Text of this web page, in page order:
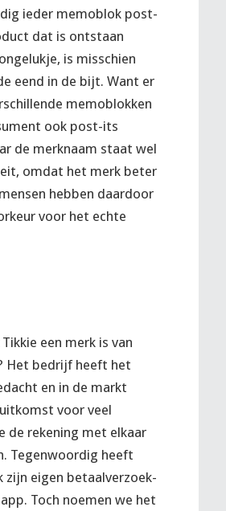
ieder memoblok post-
dat is ontstaan
is misschien
eend in de bijt. Want er
memoblokken
ook post-its
de merknaam staat wel
omdat het merk beter
hebben daardoor
voor het echte
een merk is van
Het bedrijf heeft het
en in de markt
voor veel
de rekening met elkaar
Tegenwoordig heeft
zijn eigen betaalverzoek-
Toch noemen we het